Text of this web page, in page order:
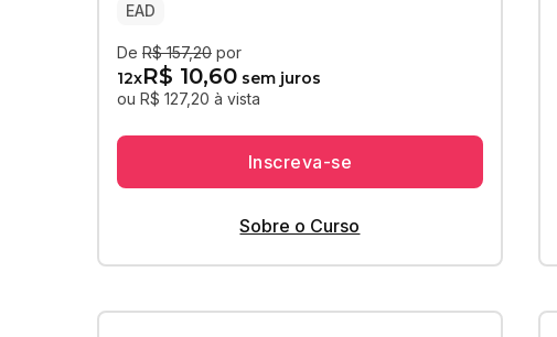
EAD
De R$ 157,20 por
12xR$ 10,60 sem juros
ou R$ 127,20 à vista
Inscreva-se
Sobre o Curso